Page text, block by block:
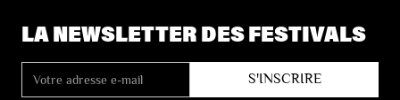
LA NEWSLETTER DES FESTIVALS